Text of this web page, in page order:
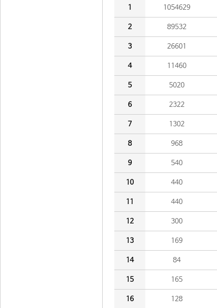
1 1054629
2 89532
3 26601
4 11460
5 5020
6 2322
7 1302
8 968
9 540
10 440
11 440
12 300
13 169
14 84
15 165
16 128